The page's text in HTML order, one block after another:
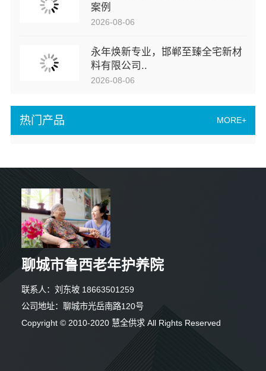
热门产品 MORE+
案例
2026-08-06
永年焕新专业，邯郸至臻全宅新材
料有限公司..
2026-08-06
聊城市鲁西老年护养院
联系人：刘东坡 18663501259
公司地址：聊城市光岳南路120号
Copyright © 2010-2020 慧全供求 All Rights Reserved